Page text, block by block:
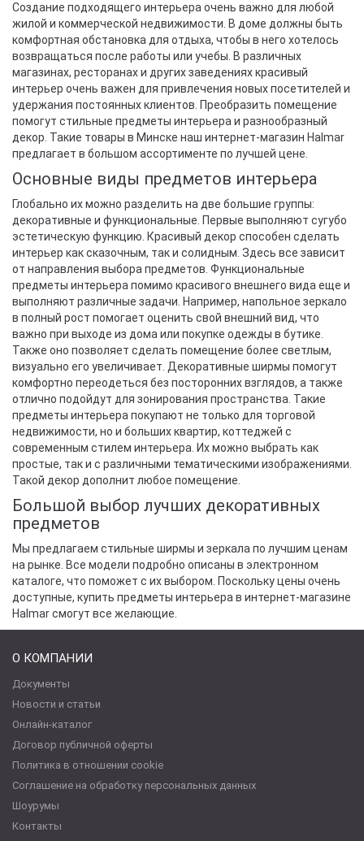
Создание подходящего интерьера очень важно для любой
жилой и коммерческой недвижимости. В доме должны быть
комфортная обстановка для отдыха, чтобы в него хотелось
возвращаться после работы или учебы. В различных
магазинах, ресторанах и других заведениях красивый
интерьер очень важен для привлечения новых посетителей и
удержания постоянных клиентов. Преобразить помещение
помогут стильные предметы интерьера и разнообразный
декор. Такие товары в Минске наш интернет-магазин Halmar
предлагает в большом ассортименте по лучшей цене.
Основные виды предметов интерьера
Глобально их можно разделить на две большие группы:
декоративные и функциональные. Первые выполняют сугубо
эстетическую функцию. Красивый декор способен сделать
интерьер как сказочным, так и солидным. Здесь все зависит
от направления выбора предметов. Функциональные
предметы интерьера помимо красивого внешнего вида еще и
выполняют различные задачи. Например, напольное зеркало
в полный рост помогает оценить свой внешний вид, что
важно при выходе из дома или покупке одежды в бутике.
Также оно позволяет сделать помещение более светлым,
визуально его увеличивает. Декоративные ширмы помогут
комфортно переодеться без посторонних взглядов, а также
отлично подойдут для зонирования пространства. Такие
предметы интерьера покупают не только для торговой
недвижимости, но и больших квартир, коттеджей с
современным стилем интерьера. Их можно выбрать как
простые, так и с различными тематическими изображениями.
Такой декор дополнит любое помещение.
Большой выбор лучших декоративных
предметов
Мы предлагаем стильные ширмы и зеркала по лучшим ценам
на рынке. Все модели подробно описаны в электронном
каталоге, что поможет с их выбором. Поскольку цены очень
доступные, купить предметы интерьера в интернет-магазине
Halmar смогут все желающие.
О КОМПАНИИ
Документы
Новости и статьи
Онлайн-каталог
Договор публичной оферты
Политика в отношении cookie
Соглашение на обработку персональных данных
Шоурумы
Контакты